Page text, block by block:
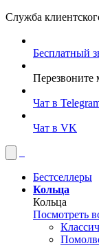
Служба
Бесплатный
Перезвоните
Чат в
Чат в VK
Бестселлеры
Кольца
Кольца
Посмотреть